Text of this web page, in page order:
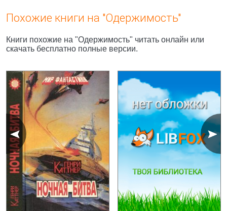
Похожие книги на "Одержимость"
Книги похожие на "Одержимость" читать онлайн или
скачать бесплатно полные версии.